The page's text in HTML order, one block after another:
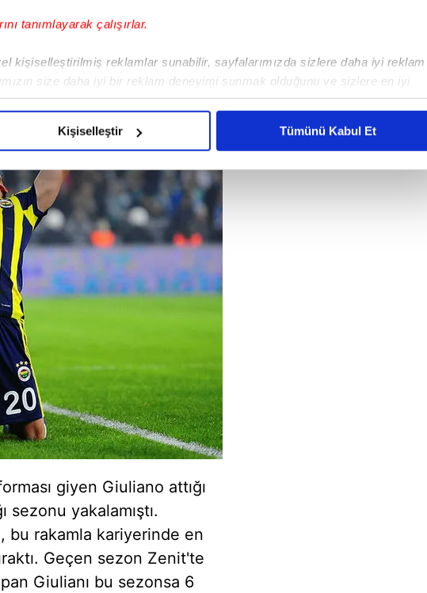
tanımlayarak çalışırlar.
kişiselleştirilmiş reklamlar sunabilir, sayfalarımızda sizlere daha iyi reklam
size daha iyi bir reklam deneyimi sunmak olduğunu ve sizlere en iyi
gösterdiğimizi ve bu noktada, reklamların maliyetlerimizi karşılamak
Sitemizde kendimize ve üçüncü kişilere ait çerezler kullanılmaktadır. Bu
olup gerekli olan çerezler bilgi toplumu hizmetlerinin sunulması
daha işlevsel kılınması ve kişiselleştirilmesi ve sizlere yönelik
sınırlı olarak açık rızanız dahilinde kullanılacaktır.
panel vasıtasıyla belirleyebilirsiniz. Çerezlere ilişkin detaylı bilgi için Ayarlar
uyarınca hazırlanmış Aydınlatma Metnimizi okumak ve sitemizde ilgili
bilgi almak için lütfentıklayınız
Kişiselleştir Tümünü Kabul Et
giyen Giuliano attığı
sezonu yakalamıştı.
bu rakamla kariyerinde en
Geçen sezon Zenit'te
Giulianı bu sezonsa 6